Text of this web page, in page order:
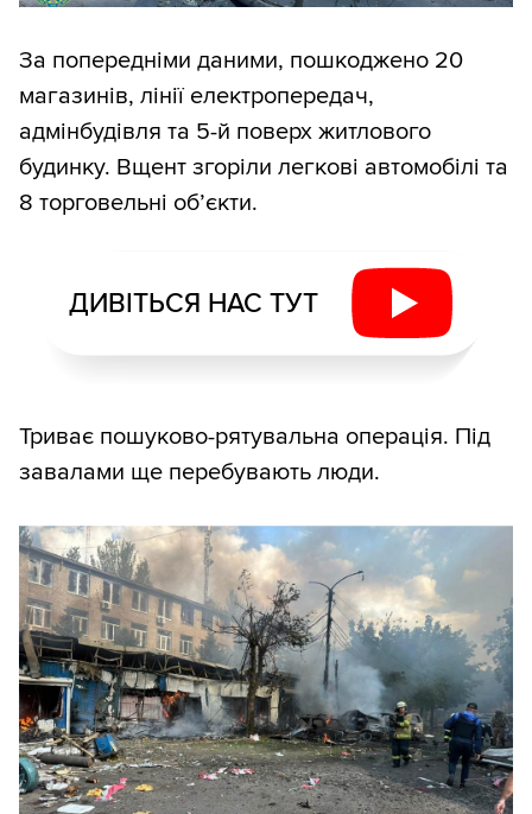
За попередніми даними, пошкоджено 20
магазинів, лінії електропередач,
адмінбудівля та 5-й поверх житлового
будинку. Вщент згоріли легкові автомобілі та
8 торговельні об’єкти.
ДИВІТЬСЯ НАС ТУТ
Триває пошуково-рятувальна операція. Під
завалами ще перебувають люди.